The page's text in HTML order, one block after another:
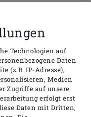
zur
(zugleich
Technologien auf
Daten
(z.B. IP-Adresse),
Medien
Zugriffe auf unsere
erfolgt erst
Daten mit Dritten,